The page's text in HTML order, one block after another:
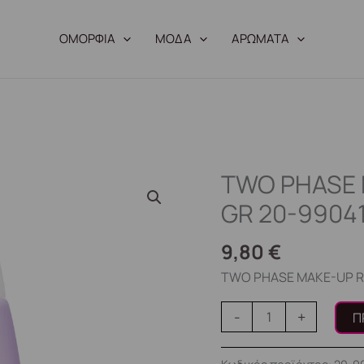
ΟΜΟΡΦΙΑ ΜΟΔΑ ΑΡΩΜΑΤΑ
TWO
GR 20-
9,80€
TWO PHASE MAKE-UP
-
TWO
PHASE
MAKE-
UP
REMOVER
990410
+